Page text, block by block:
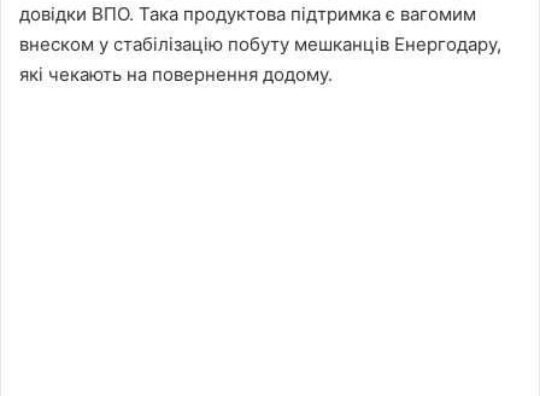
довідки ВПО. Така продуктова підтримка є вагомим
внеском у стабілізацію побуту мешканців Енергодару,
які чекають на повернення додому.